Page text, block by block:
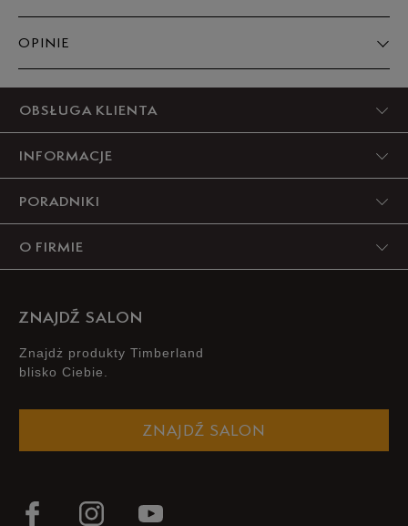
OPINIE
5
4
3
2
OBSŁUGA KLIENTA
INFORMACJE
PORADNIKI
O FIRMIE
ZNAJDŹ SALON
Znajdż produkty Timberland
blisko Ciebie.
ZNAJDŹ SALON